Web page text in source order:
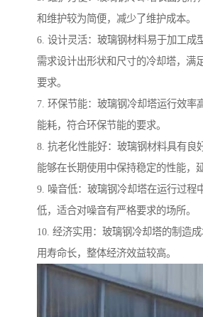
和维护较为简便，减少了维护成本。
6. 设计灵活：玻璃钢材料易于加工成
需求设计出形状和尺寸的冷却塔，满
要求。
7. 环保节能：玻璃钢冷却塔运行效率
能耗，符合环保节能的要求。
8. 抗老化性能好：玻璃钢材料具有良
能够在长期使用中保持稳定的性能，
9. 噪音低：玻璃钢冷却塔在运行过程
低，适合对噪音有严格要求的场所。
10. 经济实用：玻璃钢冷却塔的制造
用寿命长，整体经济效益较高。